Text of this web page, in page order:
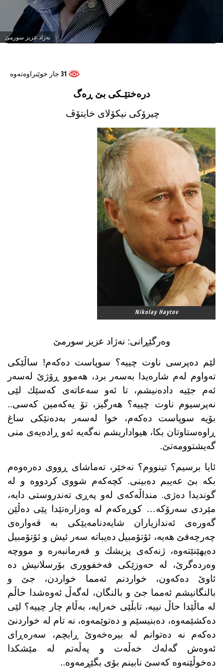
نه‌ژاد عزیز سورمێ
دره‌ختێـكی بێ ڕەگ
چیرۆكی نیكۆلای خایتۆڤ
Nikolay Haytov
وەرگێڕانی: نه‌ژاد عزیز سورمێ
لێم دەپرسی ناوت چییە؟ سوپاست دەكەم! ساڵێكی
تەواوم لەم شارەیدا بەسەر برد، هەموو ڕۆژێ لەسەر
ئەم جێیە دادەنیشم، تا ئەو سەعاتەی كەسێك لێی
نەپرسیوم ناوت چییە؟ هەرگیز، تۆ یەكەمین كەسی..
بۆیە سوپاست دەكەم، خوا لەسەر بەدەنێكی ساغ
ڕاوەستاوتان بكا، هیواداریشم نەگەیە ئەو ڕادەیەی منی
گەیشتوومەتێ.
ئایا برسیم؟ تینووم؟ نەخێر، تەماشای ڕووی دەرەوەم
بكە بێ عەیبم دەبینی. كچەكەم شووی كردووە و لە
گوندیدا دەژی. منداڵەكەی لەو پەڕی تەندروستی دایە،
مێردی سەرۆكە… كوڕەكەم لە وەزارەتێدا پێی دەڵێن
گەورەی ئەندازیاران شایەدنامەیێكی بە قەوارەی
چەرچەفێ هەیە، ئۆتۆمبیل دەیباتە سەر ئیش و ئۆتۆمبیل
دەیهێنێتەوە، ژنەكەی پزیشك و فەرمانبەرە و مووچە
وەردەگرێ، لە حەوزێكی فەخفووری بۆرسلانیش دە
ئاوێ دەكەون، خواردنم ئەمما خواردن، جێ و
بالنگانیشم ئەمما جێ و بالنگان، لەگەڵ ئەوەشدا حاڵم
لە ماڵێدا حاڵ نییە، تابڵێی خەراپە، بەڵام چار چییە؟ لێی
دەكشێمەوە، دەبنیسێم و دەتوێمەوە، نە تام لە خواردنێ
دەكەم نە دەتوانم لە بیرەخەوێ ڕابچم، سەرەڕای
ئەوەش گەلەك خەڵەت و پەڵەتم لە مێشكدا
دەخوڵێنەوە كەسێ نابینم بۆی بگێڕمەوە..